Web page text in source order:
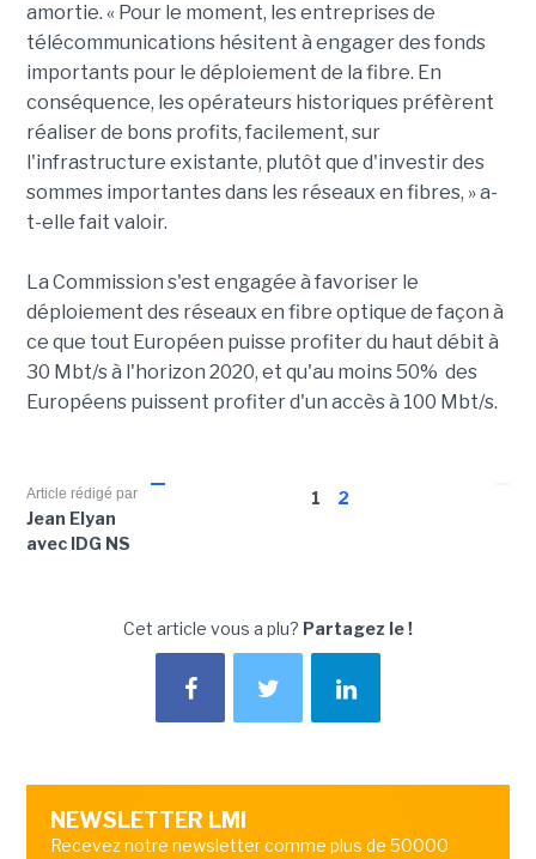
amortie. « Pour le moment, les entreprises de
télécommunications hésitent à engager des fonds
importants pour le déploiement de la fibre. En
conséquence, les opérateurs historiques préfèrent
réaliser de bons profits, facilement, sur
l'infrastructure existante, plutôt que d'investir des
sommes importantes dans les réseaux en fibres, » a-
t-elle fait valoir.
La Commission s'est engagée à favoriser le
déploiement des réseaux en fibre optique de façon à
ce que tout Européen puisse profiter du haut débit à
30 Mbt/s à l'horizon 2020, et qu'au moins 50% des
Européens puissent profiter d'un accès à 100 Mbt/s.
1 2
Article rédigé par
Jean Elyan
avec IDG NS
Cet article vous a plu? Partagez le !
NEWSLETTER LMI
Recevez notre newsletter comme plus de 50000